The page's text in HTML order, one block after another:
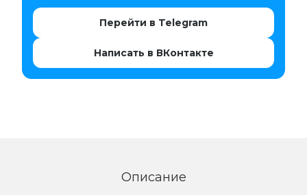
Перейти в Telegram
Написать в ВКонтакте
Описание